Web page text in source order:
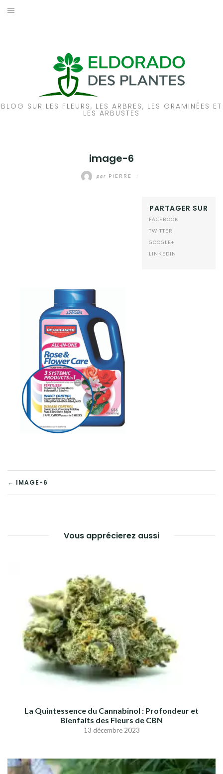
Aller
BLOG SUR LES FLEURS, LES ARBRES, LES GRAMINÉES ET
LES ARBUSTES
image-6
par PIERRE
PARTAGER SUR
FACEBOOK
TWITTER
GOOGLE+
LINKEDIN
NAVIGATION
← IMAGE-6
Vous apprécierez aussi
La Quintessence du Cannabinol : Profondeur et
Bienfaits des Fleurs de CBN
13 décembre 2023
A PROPOS